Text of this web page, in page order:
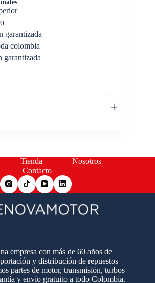
garantizada
colombia
garantizada
Tienda
Nosotros
Contacto
empresa con más de 60 años de
y distribución de repuestos
partes de motor, transmisión, turbos
y envío gratuito a todo Colombia.